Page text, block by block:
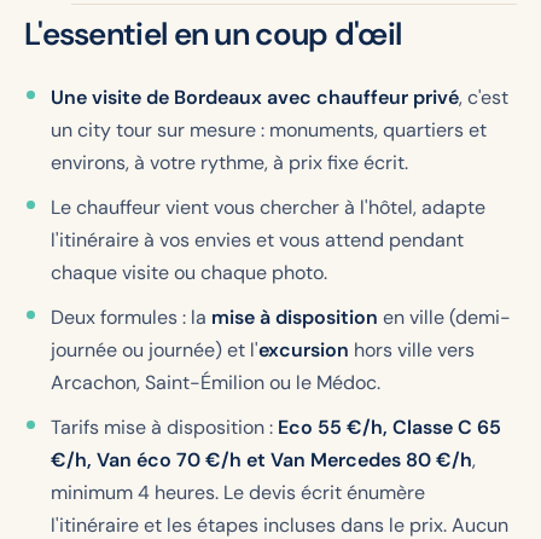
L'essentiel en un coup d'œil
Une visite de Bordeaux avec chauffeur privé, c'est
un city tour sur mesure : monuments, quartiers et
environs, à votre rythme, à prix fixe écrit.
Le chauffeur vient vous chercher à l'hôtel, adapte
l'itinéraire à vos envies et vous attend pendant
chaque visite ou chaque photo.
Deux formules : la mise à disposition en ville (demi-
journée ou journée) et l'excursion hors ville vers
Arcachon, Saint-Émilion ou le Médoc.
Tarifs mise à disposition : Eco 55 €/h, Classe C 65
€/h, Van éco 70€/h et Van Mercedes 80€/h,
minimum 4 heures. Le devis écrit énumère
l'itinéraire et les étapes incluses dans le prix. Aucun